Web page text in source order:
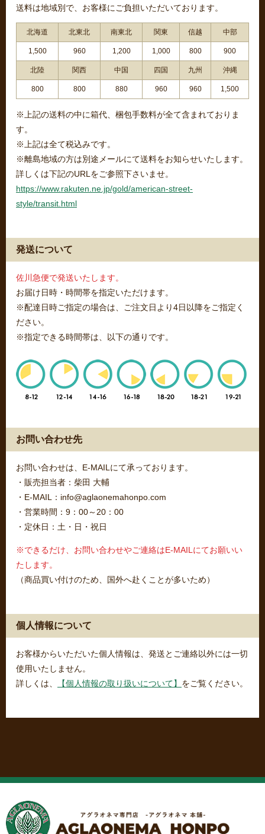
送料は地域別で、お客様にご負担いただいております。
北海道 北東北 南東北 関東 信越 中部
1,500 960 1,200 1,000 800 900
北陸 関西 中国 四国 九州 沖縄
800 800 880 960 960 1,500
※上記の送料の中に箱代、梱包手数料が全て含まれておりま
す。
※上記は全て税込みです。
※離島地域の方は別途メールにて送料をお知らせいたします。
詳しくは下記のURLをご参照下さいませ。
https://www.rakuten.ne.jp/gold/american-street-
style/transit.html
発送について
佐川急便で発送いたします。
お届け日時・時間帯を指定いただけます。
※配達日時ご指定の場合は、ご注文日より4日以降をご指定く
ださい。
※指定できる時間帯は、以下の通りです。
お問い合わせ先
お問い合わせは、E-MAILにて承っております。
・販売担当者：柴田 大輔
・E-MAIL：info@aglaonemahonpo.com
・営業時間：9：00～20：00
・定休日：土・日・祝日
※できるだけ、お問い合わせやご連絡はE-MAILにてお願いい
たします。
（商品買い付けのため、国外へ赴くことが多いため）
個人情報について
お客様からいただいた個人情報は、発送とご連絡以外には一切
使用いたしません。
詳しくは、
【個人情報の取り扱いについて】 をご覧ください。